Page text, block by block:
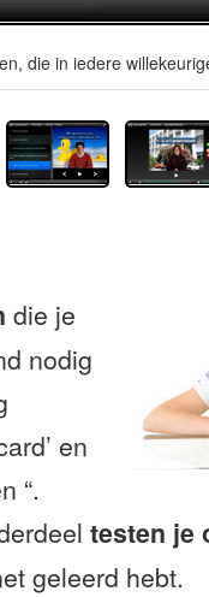
die in iedere
die je
nodig
en
“.
testen je
geleerd hebt.